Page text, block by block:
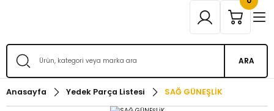
ARA
Anasayfa Yedek Parça Listesi SAĞ GÜNEŞLİK